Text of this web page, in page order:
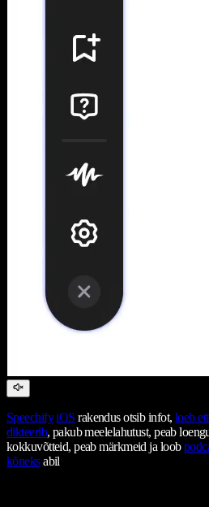
Speechify iOS rakendus otsib infot, loeb
dikteerib, pakub meelelahutust, peab
kokkuvõtteid, peab märkmeid ja loob
kõneksabil